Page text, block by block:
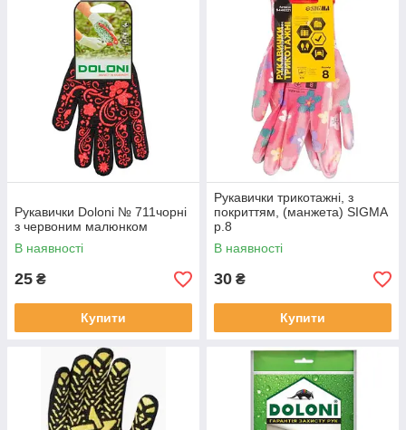
Рукавички Doloni № 711чорні
з червоним малюнком
В наявності
25 ₴
Купити
Рукавички трикотажні, з
покриттям, (манжета) SIGMA
р.8
В наявності
30 ₴
Купити